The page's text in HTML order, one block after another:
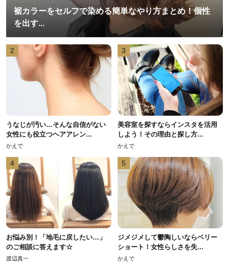
裾カラーをセルフで染める簡単なやり方まとめ！個性
を出す...
2
うなじが汚い…そんな自信がない
女性にも役立つヘアアレン...
かえで
3
美容室を探すならインスタを活用
しよう！その理由と探し方...
かえで
4
お悩み別！「地毛に戻したい…」
のご相談に答えます☆
渡辺真一
5
ジメジメして鬱陶しいならベリー
ショート！女性らしさを失...
かえで